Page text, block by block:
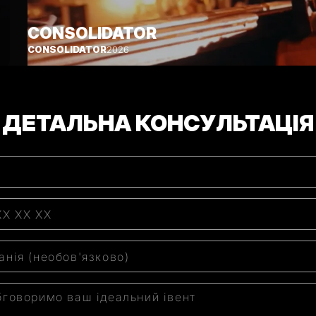
CONSOLIDATOR
CONSOLIDATOR2026
ДЕТАЛЬНА КОНСУЛЬТАЦІЯ